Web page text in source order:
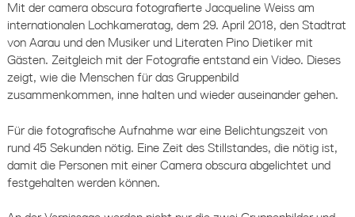
Mit der camera obscura fotografierte Jacqueline Weiss am
internationalen Lochkameratag, dem 29. April 2018, den Stadtrat
von Aarau und den Musiker und Literaten Pino Dietiker mit
Gästen. Zeitgleich mit der Fotografie entstand ein Video. Dieses
zeigt, wie die Menschen für das Gruppenbild
zusammenkommen, inne halten und wieder auseinander gehen.
Für die fotografische Aufnahme war eine Belichtungszeit von
rund 45 Sekunden nötig. Eine Zeit des Stillstandes, die nötig ist,
damit die Personen mit einer Camera obscura abgelichtet und
festgehalten werden können.